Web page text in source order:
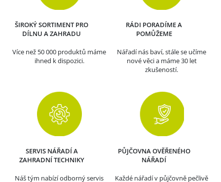
ŠIROKÝ SORTIMENT PRO
DÍLNU A ZAHRADU
Více než 50 000 produktů máme
ihned k dispozici.
RÁDI PORADÍME A
POMŮŽEME
Nářadí nás baví, stále se učíme
nové věci a máme 30 let
zkušeností.
SERVIS NÁŘADÍ A
ZAHRADNÍ TECHNIKY
Náš tým nabízí odborný servis
PŮJČOVNA OVĚŘENÉHO
NÁŘADÍ
Každé nářadí v půjčovně pečlivě